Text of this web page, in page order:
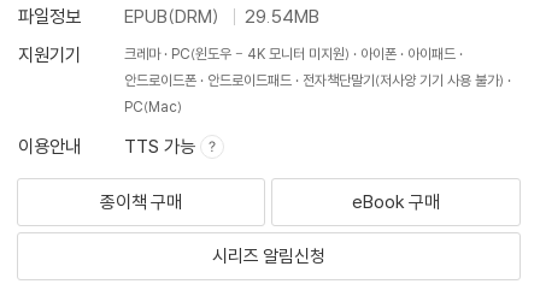
파일정보
EPUB(DRM)
29.54MB
지원기기
크레마 PC(윈도우 - 4K 모니터 미지원) 아이폰
아이패드
안드로이드폰
안드로이드패드
전자책단말기(저사양 기기 사용 불가)
PC(Mac)
이용안내 TTS 가능
종이책 구매 eBook 구매
시리즈 알림신청